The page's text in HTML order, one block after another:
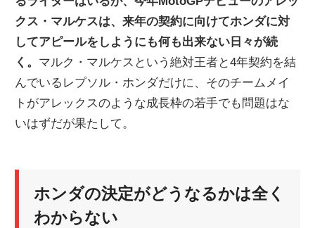
ク
ニ
ュ
ス
クス・マルケスは、来年の契約に向けてホンダに対
してアピールをしようにも何も出来ない日々が続
く。 マルク・マルケスという絶対王者と4年契約を結
んでいるレプソル・ホンダだけに、そのチームメイ
トがアレックスのような成長枠の若手でも問題はな
いはずだが果たして。
ホンダの決定がどうなるかは全く
わからない